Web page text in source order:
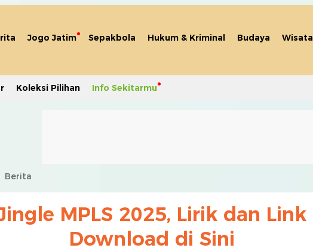
Jogo Jatim Sepakbola Hukum & Kriminal Budaya Wisata
Koleksi Pilihan Info Sekitarmu
Berita
MPLS 2025, Lirik dan Link
Download di Sini